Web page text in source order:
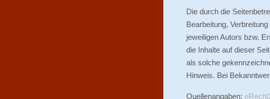
Die durch die
Bearbeitung,
jeweiligen Autors bzw.
die Inhalte auf dieser
als solche
Hinweis. Bei
Quellenangaben: